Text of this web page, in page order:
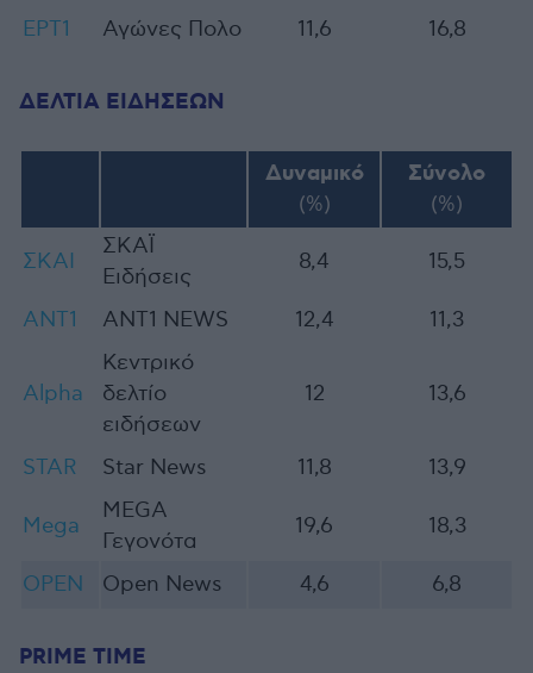
ΕΡΤ1 Αγώνες Πολο 11,6 16,8
ΔΕΛΤΙΑ ΕΙΔΗΣΕΩΝ
Δυναμικό
(%)
Σύνολο
(%)
ΣΚΑΙ
ΣΚΑΪ
Ειδήσεις
8,4 15,5
ANT1 ANT1 ΝEWS 12,4 11,3
Alpha
Κεντρικό
δελτίο
ειδήσεων
12 13,6
STAR Star News 11,8 13,9
Mega
MEGA
Γεγονότα
19,6 18,3
OPEN Open News 4,6 6,8
PRIME TIME